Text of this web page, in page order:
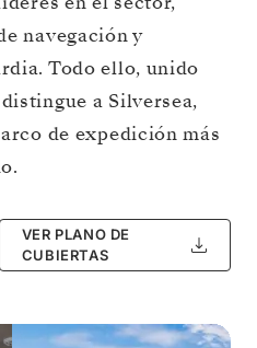
navegación y
Todo ello, unido
a Silversea,
de expedición más
VER PLANO DE
CUBIERTAS